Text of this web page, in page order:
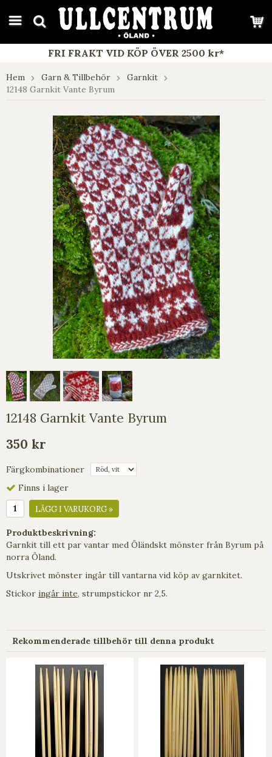
google-site-verification: google7e4b1026db5d9f32.html
FRI FRAKT VID KÖP ÖVER 2500 kr*
Hem Garn & Tillbehör
Garnkit
12148 Garnkit Vante Byrum
12148 Garnkit Vante Byrum
350 kr
Färgkombinationer
Finns i lager
LÄGG I VARUKORG »
Produktbeskrivning:
Garnkit till ett par vantar med Öländskt mönster från Byrum på
norra Öland.
Utskrivet mönster ingår till vantarna vid köp av garnkitet.
Stickor ingår inte, strumpstickor nr 2,5.
Rekommenderade tillbehör till denna produkt